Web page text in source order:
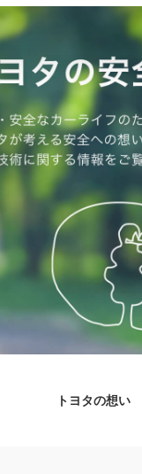
トヨタの想い